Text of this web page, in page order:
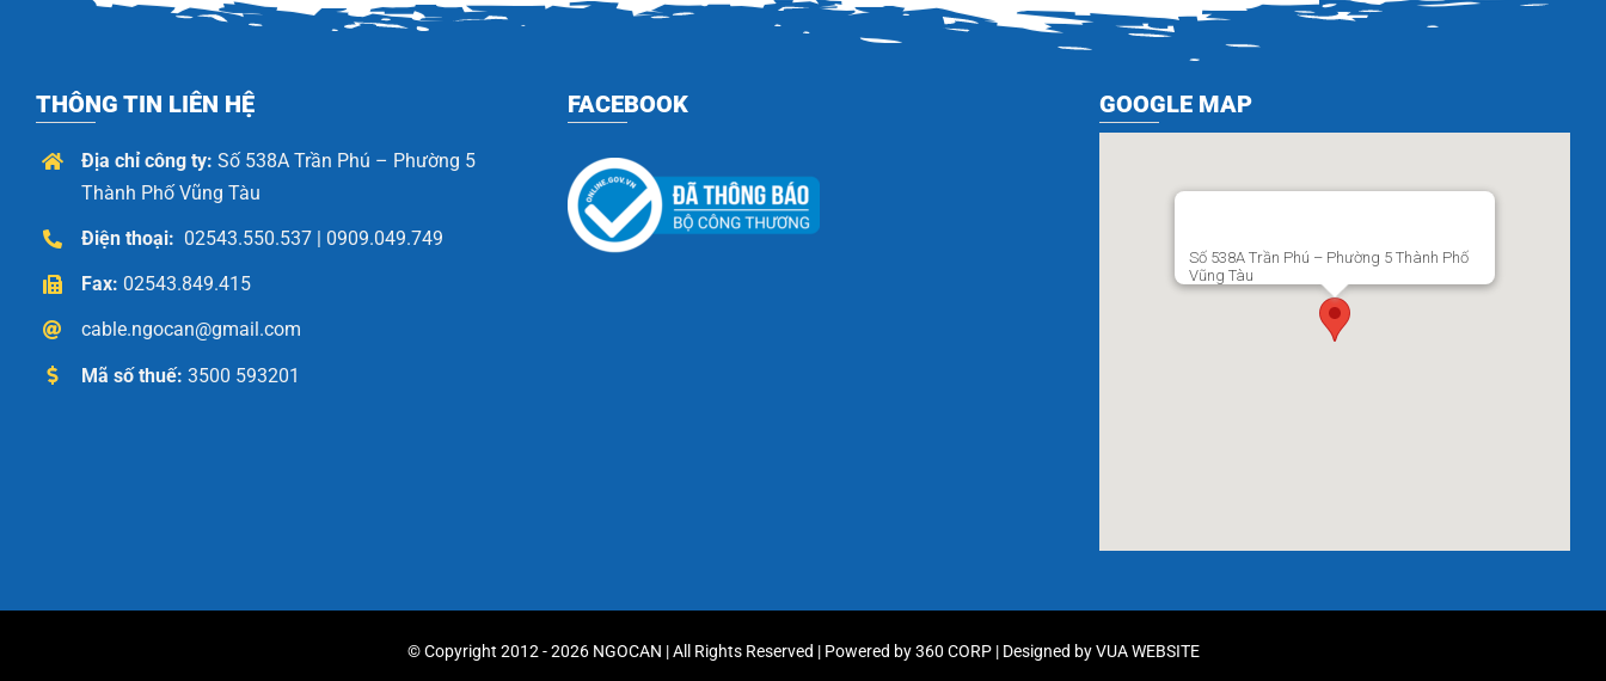
THÔNG TIN LIÊN HỆ
Địa chỉ công ty: Số 538A Trần Phú – Phường 5
Thành Phố Vũng Tàu
Điện thoại: 02543.550.537 | 0909.049.749
Fax: 02543.849.415
cable.ngocan@gmail.com
Mã số thuế: 3500 593201
FACEBOOK GOOGLE MAP
Số 538A Trần Phú – Phường 5 Thành Phố
Vũng Tàu
© Copyright 2012 - 2026 NGOCAN | All Rights Reserved | Powered by360 CORP| Designed byVUA WEBSITE